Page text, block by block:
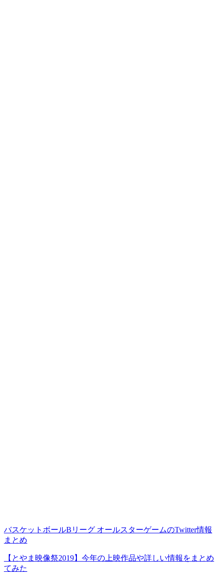
バスケットボールBリーグ オールスターゲームのTwitter情報
まとめ
【とやま映像祭2019】今年の上映作品や詳しい情報をまとめ
てみた